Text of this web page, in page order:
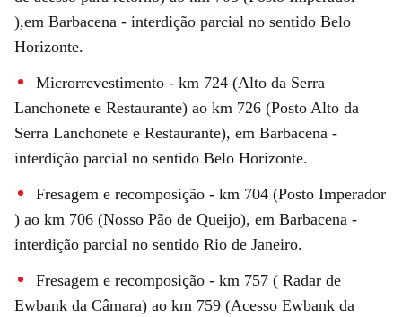
),em Barbacena - interdição parcial no sentido Belo
Horizonte.
Microrrevestimento - km 724 (Alto da Serra
Lanchonete e Restaurante) ao km 726 (Posto Alto da
Serra Lanchonete e Restaurante), em Barbacena -
interdição parcial no sentido Belo Horizonte.
Fresagem e recomposição - km 704 (Posto Imperador
) ao km 706 (Nosso Pão de Queijo), em Barbacena -
interdição parcial no sentido Rio de Janeiro.
Fresagem e recomposição - km 757 ( Radar de
Ewbank da Câmara) ao km 759 (Acesso Ewbank da